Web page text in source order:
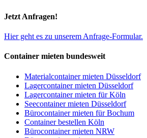
Jetzt Anfragen!
Hier geht es zu unserem Anfrage-Formular.
Container mieten bundesweit
Materialcontainer mieten Düsseldorf
Lagercontainer mieten Düsseldorf
Lagercontainer mieten für Köln
Seecontainer mieten Düsseldorf
Bürocontainer mieten für Bochum
Container bestellen Köln
Bürocontainer mieten NRW